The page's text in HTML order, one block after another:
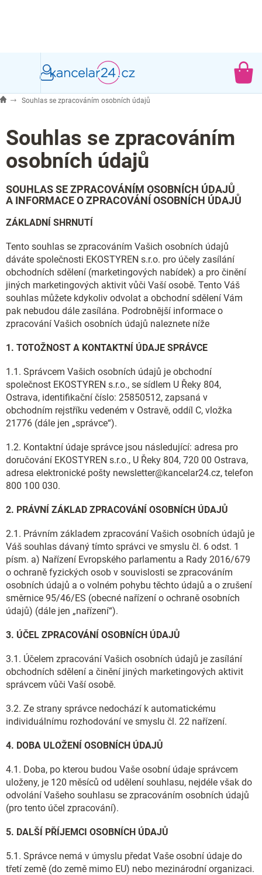
Souhlas se zpracováním osobních údajů
Souhlas se zpracováním
osobních údajů
SOUHLAS SE ZPRACOVÁNÍM OSOBNÍCH ÚDAJŮ
A INFORMACE O ZPRACOVÁNÍ OSOBNÍCH ÚDAJŮ
ZÁKLADNÍ SHRNUTÍ
Tento souhlas se zpracováním Vašich osobních údajů
dáváte společnosti EKOSTYREN s.r.o. pro účely zasílání
obchodních sdělení (marketingových nabídek) a pro činění
jiných marketingových aktivit vůči Vaší osobě. Tento Váš
souhlas můžete kdykoliv odvolat a obchodní sdělení Vám
pak nebudou dále zasílána. Podrobnější informace o
zpracování Vašich osobních údajů naleznete níže
1. TOTOŽNOST A KONTAKTNÍ ÚDAJE SPRÁVCE
1.1. Správcem Vašich osobních údajů je obchodní
společnost EKOSTYREN s.r.o., se sídlem U Řeky 804,
Ostrava, identifikační číslo: 25850512, zapsaná v
obchodním rejstříku vedeném v Ostravě, oddíl C, vložka
21776 (dále jen „správce“).
1.2. Kontaktní údaje správce jsou následující: adresa pro
doručování EKOSTYREN s.r.o., U Řeky 804, 720 00 Ostrava,
adresa elektronické pošty newsletter@kancelar24.cz, telefon
800 100 030.
2. PRÁVNÍ ZÁKLAD ZPRACOVÁNÍ OSOBNÍCH ÚDAJŮ
2.1. Právním základem zpracování Vašich osobních údajů je
Váš souhlas dávaný tímto správci ve smyslu čl. 6 odst. 1
písm. a) Nařízení Evropského parlamentu a Rady 2016/679
o ochraně fyzických osob v souvislosti se zpracováním
osobních údajů a o volném pohybu těchto údajů a o zrušení
směrnice 95/46/ES (obecné nařízení o ochraně osobních
údajů) (dále jen „nařízení“).
3. ÚČEL ZPRACOVÁNÍ OSOBNÍCH ÚDAJŮ
3.1. Účelem zpracování Vašich osobních údajů je zasílání
obchodních sdělení a činění jiných marketingových aktivit
správcem vůči Vaší osobě.
3.2. Ze strany správce nedochází k automatickému
individuálnímu rozhodování ve smyslu čl. 22 nařízení.
4. DOBA ULOŽENÍ OSOBNÍCH ÚDAJŮ
4.1. Doba, po kterou budou Vaše osobní údaje správcem
uloženy, je 120 měsíců od udělení souhlasu, nejdéle však do
odvolání Vašeho souhlasu se zpracováním osobních údajů
(pro tento účel zpracování).
5. DALŠÍ PŘÍJEMCI OSOBNÍCH ÚDAJŮ
5.1. Správce nemá v úmyslu předat Vaše osobní údaje do
třetí země (do země mimo EU) nebo mezinárodní organizaci.